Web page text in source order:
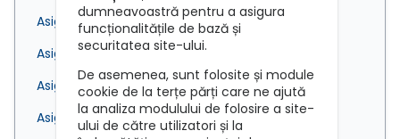
Asigurare RCA Galați
Asigurare RCA Giurgiu
Asigurare RCA Hunedoara
Asigurare RCA Iași
dumneavoastră pentru a asigura
funcționalitățile de bază și
securitatea site-ului.
De asemenea, sunt folosite și module
cookie de la terțe părți care ne ajută
la analiza modulului de folosire a site-
ului de către utilizatori și la